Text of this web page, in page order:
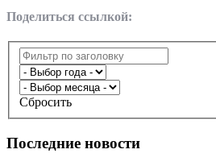
Поделиться ссылкой:
Сбросить
Последние новости